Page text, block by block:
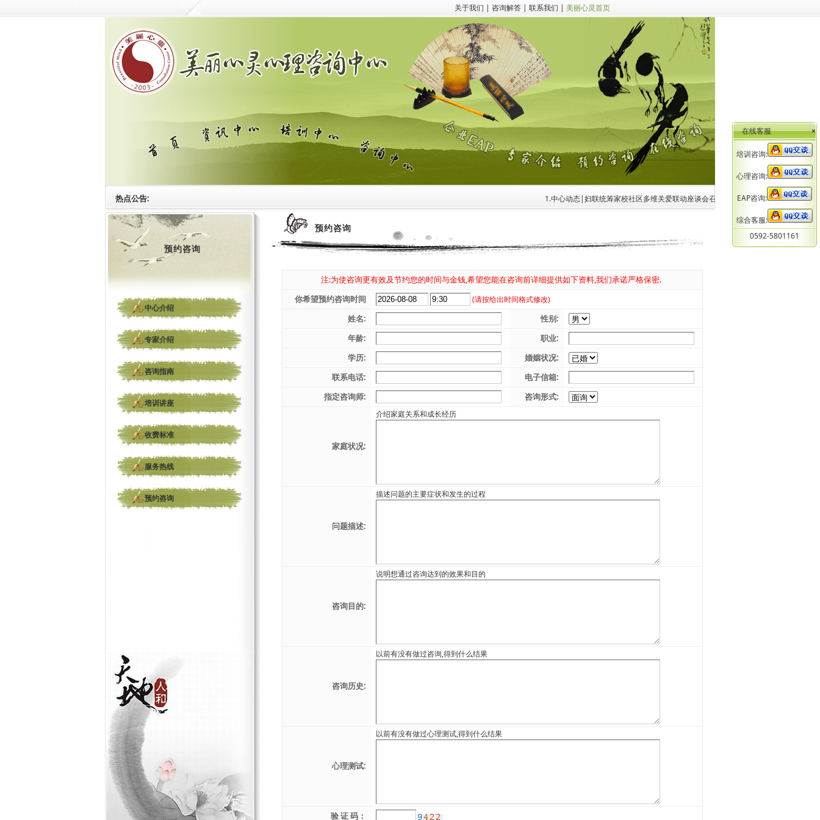
关于我们 | 咨询解答 | 联系我们 | 美丽心灵首页
热点公告: 1.中心动态|妇联统筹家校社区多维关爱联动座谈会召开 共商未成年人心理健康家校社医
预约咨询
中心介绍
专家介绍
咨询指南
培训讲座
收费标准
服务热线
预约咨询
预约咨询
注:为使咨询更有效及节约您的时间与金钱,希望您能在咨询前详细提供如下资料,我们承诺严格保密.
你希望预约咨询时间
(请按给出时间格式修改)
姓名:
性别:
年龄:
职业:
学历:
婚姻状况:
联系电话:
电子信箱:
指定咨询师:
咨询形式:
家庭状况:
介绍家庭关系和成长经历
问题描述:
描述问题的主要症状和发生的过程
咨询目的:
说明想通过咨询达到的效果和目的
咨询历史:
以前有没有做过咨询,得到什么结果
心理测试:
以前有没有做过心理测试,得到什么结果
验 证 码：
在线客服 ×
培训咨询:
心理咨询:
EAP咨询:
综合客服:
0592-5801161